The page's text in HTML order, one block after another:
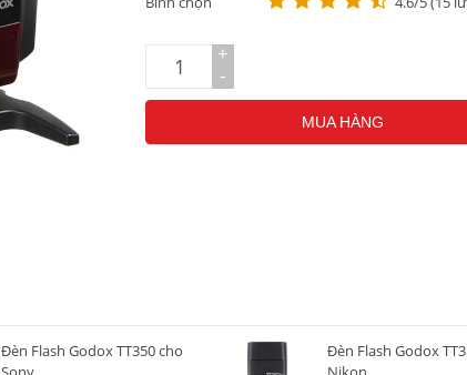
+
-
MUA HÀNG
Đèn Flash Godox TT350 cho
Đèn Flash Godox